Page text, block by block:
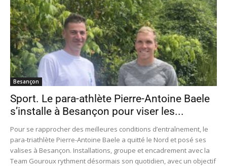
Besançon
Sport. Le para-athlète Pierre-Antoine Baele
s’installe à Besançon pour viser les...
Pour se rapprocher des meilleures conditions d’entraînement, le
para-triathlète Pierre-Antoine Baele a quitté le Nord et posé ses
valises à Besançon. Installations, groupe et encadrement avec la
Team Gouroux rythment désormais son quotidien, avec un objectif